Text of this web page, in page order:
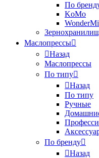
По
KoMo
Маслопрессы
Назад
Маслопрессы
По типу
Назад
По типу
Ручные
По бренду
Назад